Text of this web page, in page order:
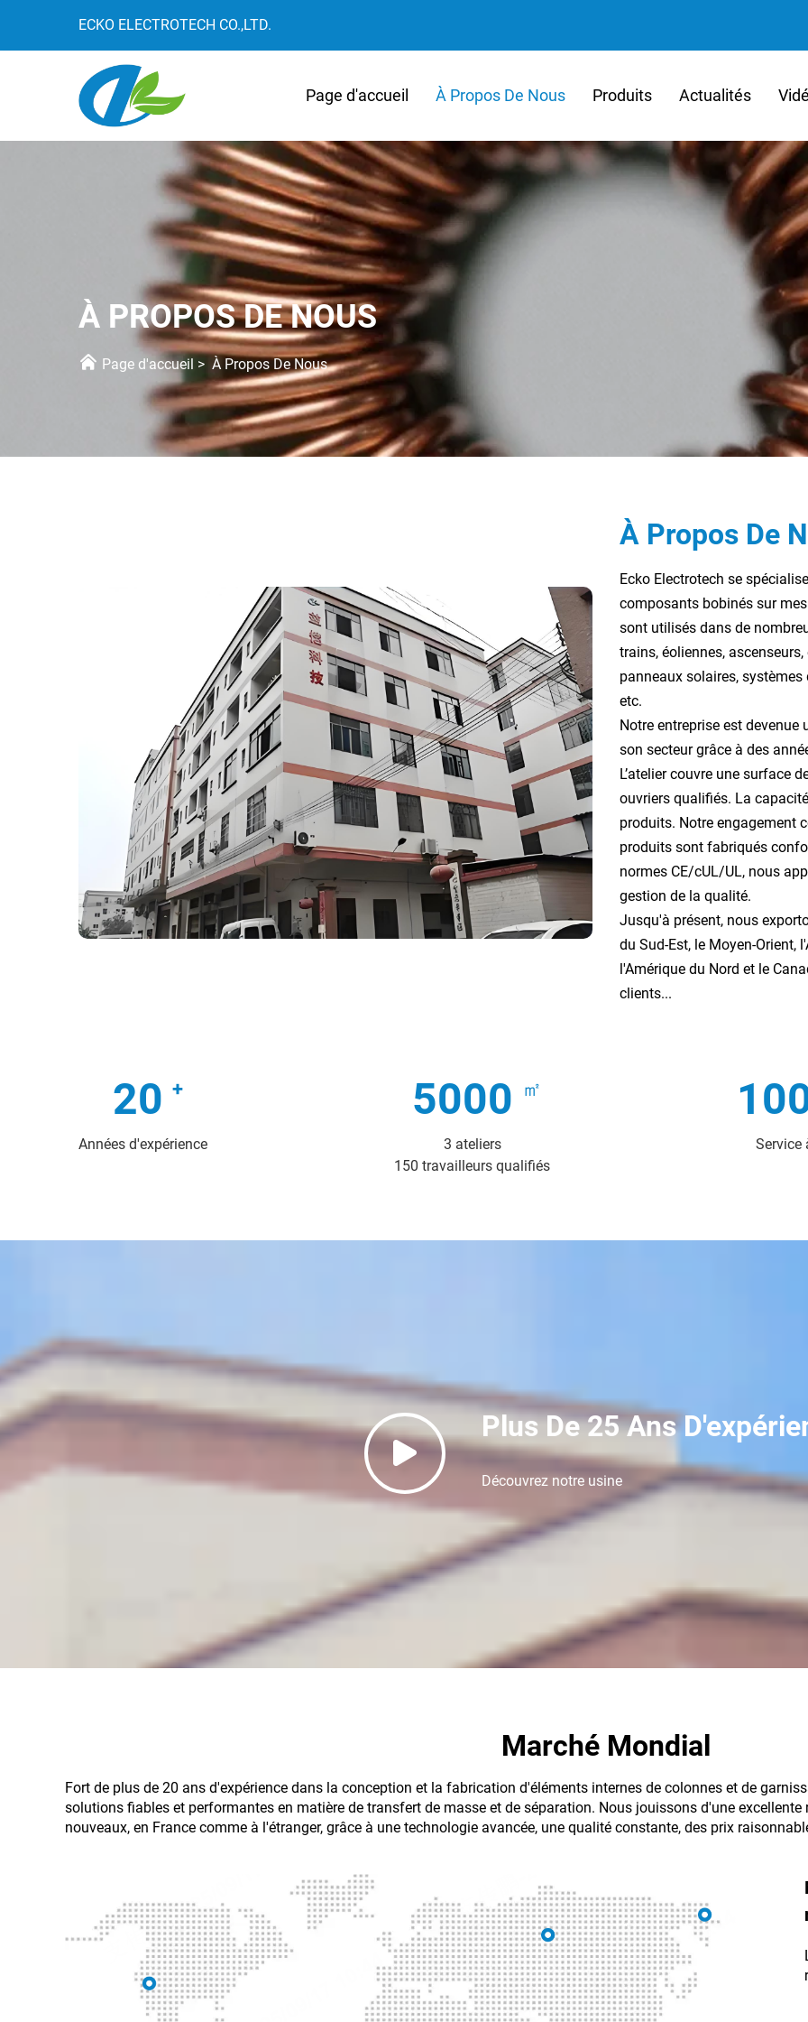
ECKO ELECTROTECH CO.,LTD.
Page d'accueil À Propos De Nous Produits Actualités
À PROPOS DE NOUS
Page d'accueil > À Propos De Nous
À Propos De
Ecko Electrotech se
composants bobinés sur
sont utilisés dans de
trains, éoliennes,
panneaux solaires,
etc.
Notre entreprise est
son secteur grâce à des
L’atelier couvre une surface
ouvriers qualifiés. La
produits. Notre engagement
produits sont fabriqués
normes CE/cUL/UL, nous
gestion de la qualité.
Jusqu'à présent, nous
du Sud-Est, le Moyen-Orient,
l'Amérique du Nord et le
clients...
20
Années d'expérience
5000
3 ateliers
150 travailleurs qualifiés
Service
Plus De 25 Ans
Découvrez notre usine
Marché Mondial
Fort de plus de 20 ans d'expérience dans la conception et la fabrication d'éléments internes de colonnes et de
solutions fiables et performantes en matière de transfert de masse et de séparation. Nous jouissons d'une
nouveaux, en France comme à l'étranger, grâce à une technologie avancée, une qualité constante, des prix